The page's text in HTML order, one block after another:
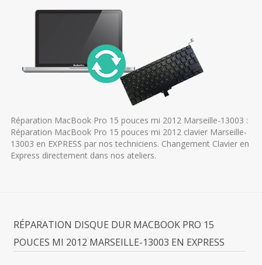
Réparation MacBook Pro 15 pouces mi 2012 Marseille-13003 :
Réparation MacBook Pro 15 pouces mi 2012 clavier Marseille-
13003 en EXPRESS par nos techniciens. Changement Clavier en
Express directement dans nos ateliers.
RÉPARATION DISQUE DUR MACBOOK PRO 15
POUCES MI 2012 MARSEILLE-13003 EN EXPRESS